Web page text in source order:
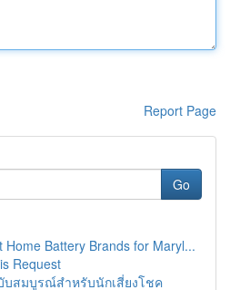
Report Page
Go
Home Battery Brands for Maryl...
Request
สมบูรณ์สำหรับนักเสี่ยงโชค